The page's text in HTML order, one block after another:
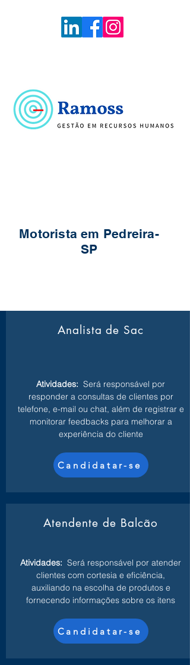
Motorista em Pedreira-
SP
Analista de Sac
Atividades: Será responsável por
responder a consultas de clientes por
telefone, e-mail ou chat, além de registrar e
monitorar feedbacks para melhorar a
experiência do cliente
Candidatar-se
Atendente de Balcão
Atividades: Será responsável por atender
clientes com cortesia e eficiência,
auxiliando na escolha de produtos e
fornecendo informações sobre os itens
Candidatar-se